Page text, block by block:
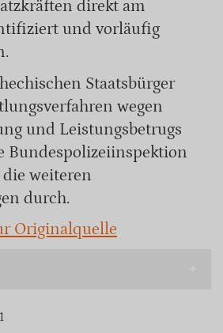
direkt am
und vorläufig
Staatsbürger
wegen
und Leistungsbetrugs
Bundespolizeiinspektion
weiteren
durch.
Originalquelle